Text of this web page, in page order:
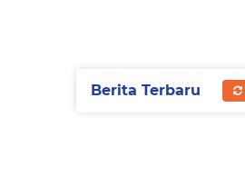
Berita Terbaru